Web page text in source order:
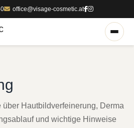
office@visage-cosmetic.at
Hautbildverfeinerung, Derma
und wichtige Hinweise